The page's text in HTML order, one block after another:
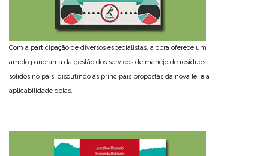
Com a participação de diversos especialistas, a obra oferece um
amplo panorama da gestão dos serviços de manejo de resíduos
sólidos no país, discutindo as principais propostas da nova lei e a
aplicabilidade delas.